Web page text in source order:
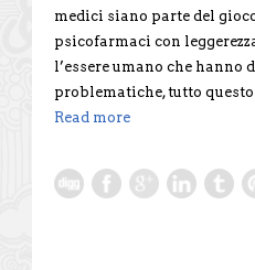
medici siano parte del
psicofarmaci con
l’essere umano che hanno
problematiche, tutto
Read more